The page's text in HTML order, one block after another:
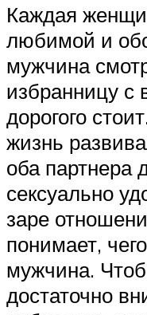
Каждая
любимой и
мужчина
избранницу с
дорогого
жизнь
оба партнера
сексуально
заре
понимает,
мужчина.
достаточно